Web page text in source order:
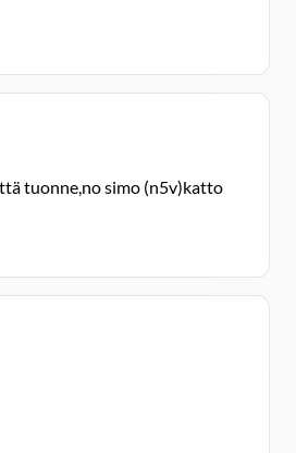
tuonne,no simo (n5v)katto